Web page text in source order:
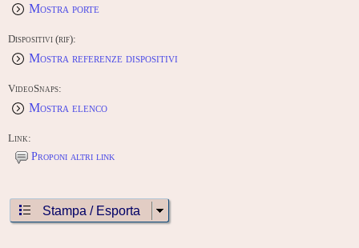
Mostra porte
Dispositivi (rif):
Mostra referenze dispositivi
VideoSnaps:
Mostra elenco
Link:
Proponi altri link
Stampa / Esporta